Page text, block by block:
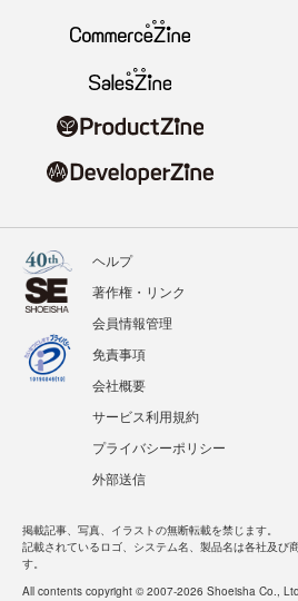
ヘルプ
著作権・リンク
会員情報管理
免責事項
会社概要
サービス利用規約
プライバシーポリシー
外部送信
掲載記事、写真、イラストの無断転載を禁じます。
記載されているロゴ、システム名、製品名は各社及び
す。
All contents copyright © 2007-2026 Shoeisha Co.,